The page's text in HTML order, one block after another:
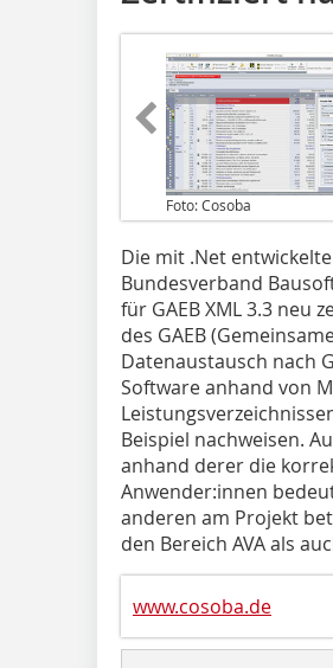
Foto: Cosoba
Die mit .Net
Bundesverband
für GAEB XML 3.3 neu
des GAEB
Datenaustausch nach
Software anhand von
Beispiel nachweisen.
anhand derer die
Anwender:innen
anderen am Projekt
den Bereich AVA als
www.cosoba.de